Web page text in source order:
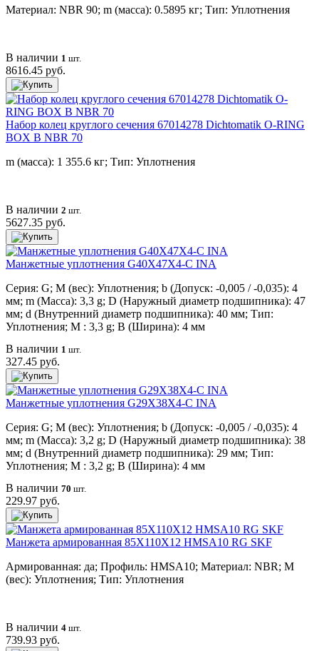
Материал: NBR 90; m (масса): 0.5895 кг; Тип: Уплотнения
В наличии 1 шт.
8616.45 руб.
Набор колец круглого сечения 67014278 Dichtomatik O-RING
BOX B NBR 70
m (масса): 1 355.6 кг; Тип: Уплотнения
В наличии 2 шт.
5627.35 руб.
Манжетные уплотнения G40X47X4-C INA
Серия: G; M (вес): Уплотнения; b (Допуск: -0,005 / -0,035): 4
мм; m (Масса): 3,3 g; D (Наружный диаметр подшипника): 47
мм; d (Внутренний диаметр подшипника): 40 мм; Тип:
Уплотнения; M : 3,3 g; B (Ширина): 4 мм
В наличии 1 шт.
327.45 руб.
Манжетные уплотнения G29X38X4-C INA
Серия: G; M (вес): Уплотнения; b (Допуск: -0,005 / -0,035): 4
мм; m (Масса): 3,2 g; D (Наружный диаметр подшипника): 38
мм; d (Внутренний диаметр подшипника): 29 мм; Тип:
Уплотнения; M : 3,2 g; B (Ширина): 4 мм
В наличии 70 шт.
229.97 руб.
Манжета армированная 85X110X12 HMSA10 RG SKF
Армированная: да; Профиль: HMSA10; Материал: NBR; M
(вес): Уплотнения; Тип: Уплотнения
В наличии 4 шт.
739.93 руб.